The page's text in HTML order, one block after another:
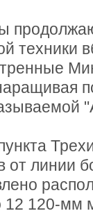
техники
от линии
12 120-мм